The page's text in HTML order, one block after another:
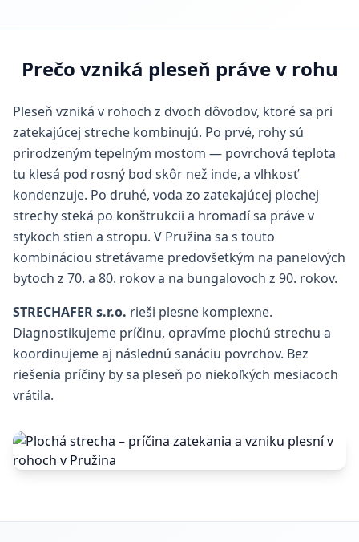
Prečo vzniká pleseň práve v rohu
Pleseň vzniká v rohoch z dvoch dôvodov, ktoré sa pri
zatekajúcej streche kombinujú. Po prvé, rohy sú
prirodzeným tepelným mostom — povrchová teplota
tu klesá pod rosný bod skôr než inde, a vlhkosť
kondenzuje. Po druhé, voda zo zatekajúcej plochej
strechy steká po konštrukcii a hromadí sa práve v
stykoch stien a stropu. V Pružina sa s touto
kombináciou stretávame predovšetkým na panelových
bytoch z 70. a 80. rokov a na bungalovoch z 90. rokov.
STRECHAFER s.r.o. rieši plesne komplexne.
Diagnostikujeme príčinu, opravíme plochú strechu a
koordinujeme aj následnú sanáciu povrchov. Bez
riešenia príčiny by sa pleseň po niekoľkých mesiacoch
vrátila.